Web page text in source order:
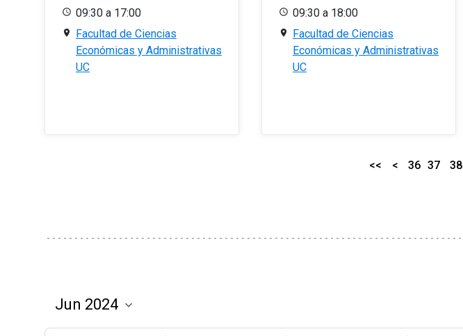
09:30 a 17:00
Facultad de Ciencias
Económicas y Administrativas
UC
09:30 a 18:00
Facultad de Ciencias
Económicas y Administrativas
UC
<< < 36 37 38